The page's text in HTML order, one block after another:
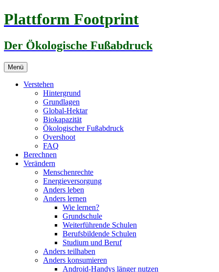
Zum
Inhalt
Plattform Footprint
Der Ökologische Fußabdruck
Menü
Verstehen
Hintergrund
Grundlagen
Global-Hektar
Biokapazität
Ökologischer Fußabdruck
Overshoot
FAQ
Berechnen
Verändern
Menschenrechte
Energieversorgung
Anders leben
Anders lernen
Wie lernen?
Grundschule
Weiterführende Schulen
Berufsbildende Schulen
Studium und Beruf
Anders teilhaben
Anders konsumieren
Android-Handys länger nutzen